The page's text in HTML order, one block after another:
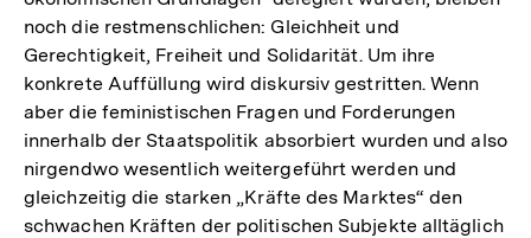
noch die restmenschlichen: Gleichheit und
Gerechtigkeit, Freiheit und Solidarität. Um ihre
konkrete Auffüllung wird diskursiv gestritten. Wenn
aber die feministischen Fragen und Forderungen
innerhalb der Staatspolitik absorbiert wurden und also
nirgendwo wesentlich weitergeführt werden und
gleichzeitig die starken „Kräfte des Marktes“ den
schwachen Kräften der politischen Subjekte alltäglich